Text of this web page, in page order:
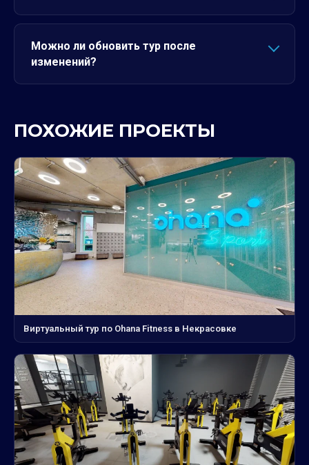
Можно ли обновить тур после
изменений?
ПОХОЖИЕ ПРОЕКТЫ
Виртуальный тур по Ohana Fitness в Некрасовке